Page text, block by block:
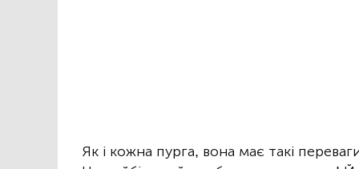
Як і кожна пурга, вона має такі